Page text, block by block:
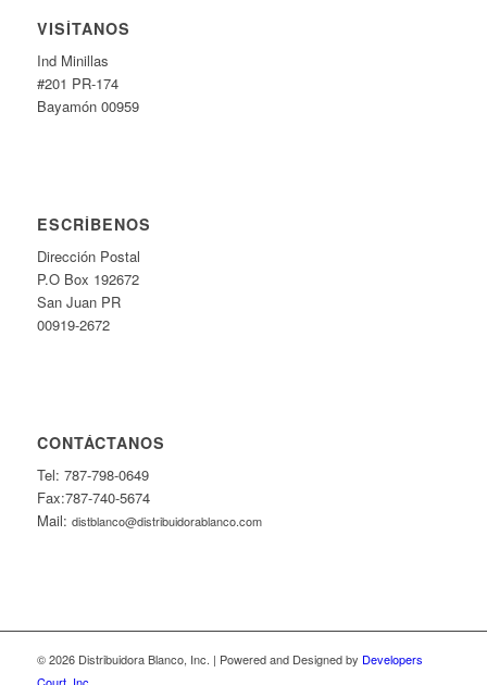
VISÍTANOS
Ind Minillas
#201 PR-174
Bayamón 00959
ESCRÍBENOS
Dirección Postal
P.O Box 192672
San Juan PR
00919-2672
CONTÁCTANOS
Tel: 787-798-0649
Fax:787-740-5674
Mail: distblanco@distribuidorablanco.com
© 2026 Distribuidora Blanco, Inc. | Powered and Designed by Developers